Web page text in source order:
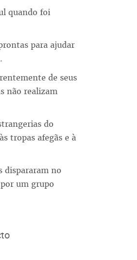
quando foi
para ajudar
de seus
não realizam
do
tropas afegãs e à
dispararam no
um grupo